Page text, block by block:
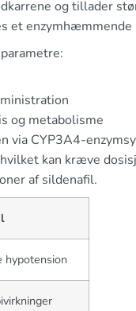
og tillader
et enzymhæmmende
og metabolisme
via CYP3A4-
kan kræve
af sildenafil.
hypotension